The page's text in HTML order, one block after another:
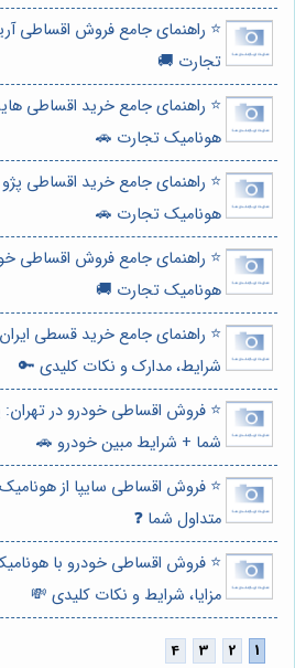
⭐️ راهنمای جامع فروش اقساطی
تجارت 🚚
⭐️ راهنمای جامع خرید اقساطی
هونامیک تجارت 🚗
⭐️ راهنمای جامع خرید اقساطی
هونامیک تجارت 🚗
⭐️ راهنمای جامع فروش اقساطی
هونامیک تجارت 🚚
⭐️ راهنمای جامع خرید قسطی
شرایط، مدارک و نکات کلیدی 🔑
⭐️ فروش اقساطی خودرو در تهران:
شما + شرایط مبین خودرو 🚗
⭐️ فروش اقساطی سایپا از
متداول شما ❓
⭐️ فروش اقساطی خودرو با
مزایا، شرایط و نکات کلیدی 💸